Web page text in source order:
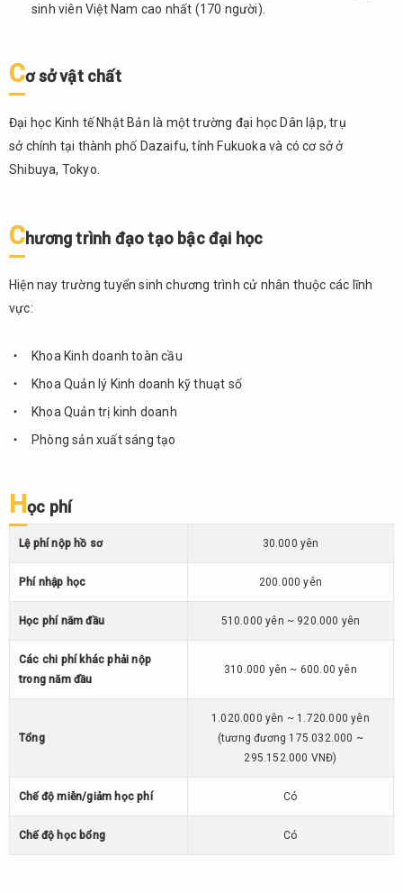
Chính
trợ
sinh
quốc
tế
5.
Gakuen
(文化学
chung
5.2.
Điểm
bật
vật
5.4.
Chương
trình
đạo tạo
học
5.5.
kiện
sinh
sinh viên Việt Nam cao nhất (170 người).
Cơsởvật chất
Đại học Kinh tế Nhật Bản là một trường đại học Dân lập, trụ
sở chính tại thành phố Dazaifu, tỉnh Fukuoka và có cơ sở ở
Shibuya, Tokyo.
Chương trình đạo tạo bậc đại học
Hiện nay trường tuyển sinh chương trình cử nhân thuộc các lĩnh
vực:
Khoa Kinh doanh toàn cầu
Khoa Quản lý Kinh doanh kỹ thuạt số
Khoa Quản trị kinh doanh
Phòng sản xuất sáng tạo
Học phí
Lệ phí nộp hồ sơ 30.000 yên
Phí nhập học 200.000 yên
Học phí năm đầu 510.000 yên ~ 920.000 yên
Các chi phí khác phải nộp
trong năm đầu
310.000 yên ~ 600.00 yên
Tổng
1.020.000 yên ~ 1.720.000 yên
(tương đương 175.032.000 ~
295.152.000 VNĐ)
Chế độ miễn/giảm học phí Có
Chế độ học bổng Có